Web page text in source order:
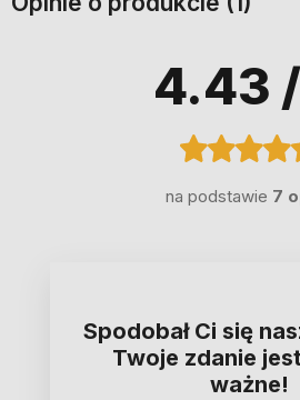
4.43
na podstawie 7
Spodobał Ci się
Twoje zdanie
ważne!